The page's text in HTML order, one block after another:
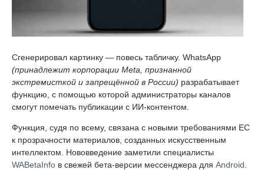
Сгенерировал картинку — повесь табличку. WhatsApp
(принадлежит корпорации Meta, признанной
экстремисткой и запрещённой в России) разрабатывает
функцию, с помощью которой администраторы каналов
смогут помечать публикации с ИИ-контентом.
Функция, судя по всему, связана с новыми требованиями ЕС
к прозрачности материалов, созданных искусственным
интеллектом. Нововведение заметили специалисты
WABetaInfo в свежей бета-версии мессенджера для Android